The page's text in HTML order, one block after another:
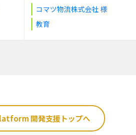
コマツ物流株式会社 様
教育
開発支援トップへ